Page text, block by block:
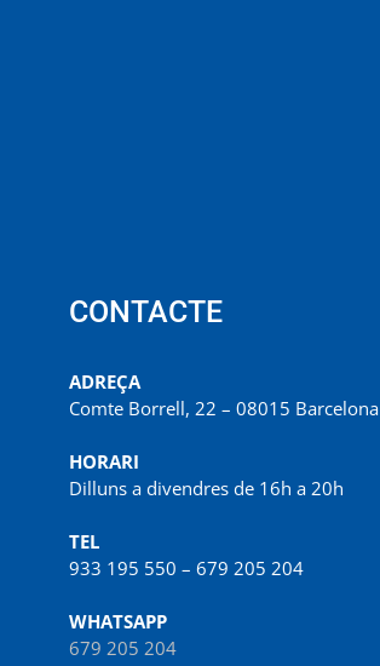
CONTACTE
ADREÇA
Comte Borrell, 22 – 08015 Barcelona
HORARI
Dilluns a divendres de 16h a 20h
TEL
933 195 550 – 679 205 204
WHATSAPP
679 205 204